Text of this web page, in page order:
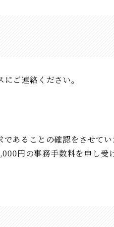
ご連絡ください。
あることの確認をさせて
円の事務手数料を申し受